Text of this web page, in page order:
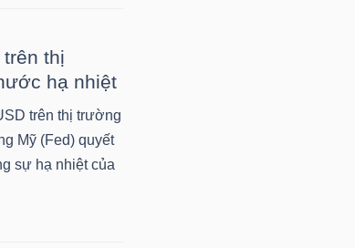
thị
hạ nhiệt
trên thị trường
Mỹ (Fed) quyết
sự hạ nhiệt của